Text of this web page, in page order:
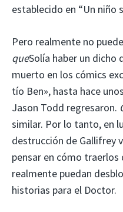
establecido en “Un niño
Pero realmente no
queSolía ​​haber un dicho
muerto en los cómics
tío Ben», hasta hace
Jason Todd regresaron.
similar. Por lo tanto, en
destrucción de Gallifrey
pensar en cómo traerlos
realmente puedan
historias para el Doctor.